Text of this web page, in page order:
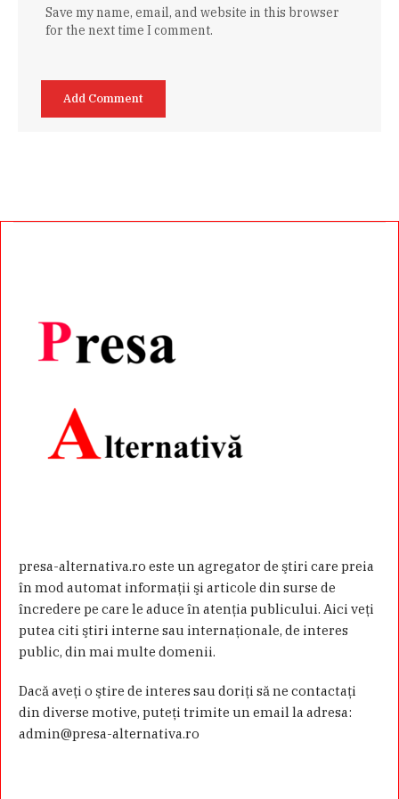
Save my name, email, and website in this browser
for the next time I comment.
presa-alternativa.ro este un agregator de ştiri care preia
în mod automat informaţii şi articole din surse de
încredere pe care le aduce în atenţia publicului. Aici veţi
putea citi ştiri interne sau internaţionale, de interes
public, din mai multe domenii.
Dacă aveţi o ştire de interes sau doriţi să ne contactaţi
din diverse motive, puteţi trimite un email la adresa:
admin@presa-alternativa.ro